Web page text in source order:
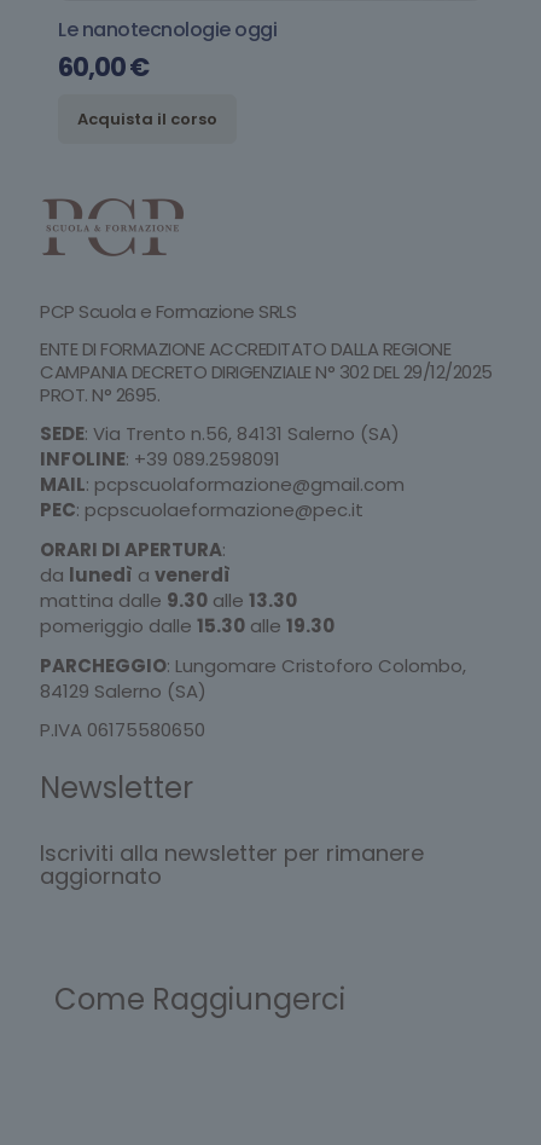
Le nanotecnologie oggi
60,00€
Acquista il corso
PCP Scuola e Formazione SRLS
ENTE DI FORMAZIONE ACCREDITATO DALLA REGIONE
CAMPANIA DECRETO DIRIGENZIALE N° 302 DEL 29/12/2025
PROT. N° 2695.
SEDE: Via Trento n.56, 84131 Salerno (SA)
INFOLINE: +39 089.2598091
MAIL: pcpscuolaformazione@gmail.com
PEC: pcpscuolaeformazione@pec.it
ORARI DI APERTURA:
da lunedì a venerdì
mattina dalle 9.30 alle 13.30
pomeriggio dalle 15.30 alle 19.30
PARCHEGGIO: Lungomare Cristoforo Colombo,
84129 Salerno (SA)
P.IVA 06175580650
Newsletter
Iscriviti alla newsletter per rimanere
aggiornato
Come Raggiungerci